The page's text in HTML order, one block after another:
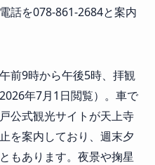
話を078-861-2684と案内
前9時から午後5時、拝観
年7月1日閲覧）。車で
公式観光サイトが天上寺
を案内しており、週末夕
もあります。夜景や掬星